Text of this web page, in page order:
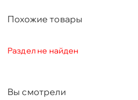
Похожие товары
Раздел не найден
Вы смотрели